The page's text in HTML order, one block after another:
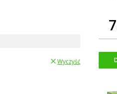
Wyczyść